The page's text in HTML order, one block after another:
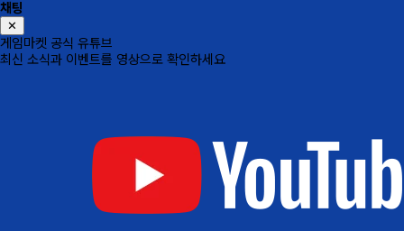
채팅
✕
게임마켓 공식 유튜브
최신 소식과 이벤트를 영상으로 확인하세요